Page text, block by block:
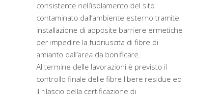
consistente nell’isolamento del sito
contaminato dall’ambiente esterno tramite
installazione di apposite barriere ermetiche
per impedire la fuoriuscita di fibre di
amianto dall’area da bonificare.
Al termine delle lavorazioni è previsto il
controllo finale delle fibre libere residue ed
il rilascio della certificazione di